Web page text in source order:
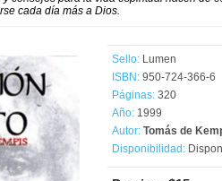
cada día más a Dios.
Sello: Lumen
ISBN: 950-724-366-6
Páginas: 320
Año: 1999
Autor: Tomás de
Disponibilidad: